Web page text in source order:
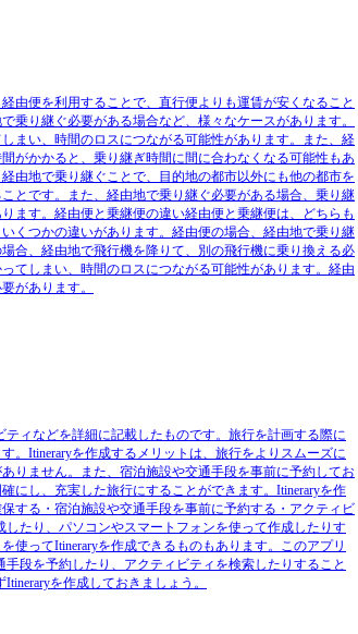
由便を利用することで、直行便よりも運賃が安くなること
り継ぐ必要がある場合など、様々なケースがあります。
まい、時間のロスにつながる可能性があります。また、経
がかかると、乗り継ぎ時間に間に合わなくなる可能性もあ
由地で乗り継ぐことで、目的地の都市以外にも他の都市を
とです。また、経由地で乗り継ぐ必要がある場合、乗り継
ます。経由便と乗継便の違い経由便と乗継便は、どちらも
くつかの違いがあります。経由便の場合、経由地で乗り継
合、経由地で飛行機を降りて、別の飛行機に乗り換える必
てしまい、時間のロスにつながる可能性があります。経由
があります。
ィなどを詳細に記載したものです。旅行を計画する際に
。Itineraryを作成するメリットは、旅行をよりスムーズに
りません。また、宿泊施設や交通手段を事前に予約してお
にし、充実した旅行にすることができます。Itineraryを作
する・宿泊施設や交通手段を事前に予約する・アクティビ
たり、パソコンやスマートフォンを使って作成したりす
使ってItineraryを作成できるものもあります。このアプリ
段を予約したり、アクティビティを検索したりすること
を作成しておきましょう。